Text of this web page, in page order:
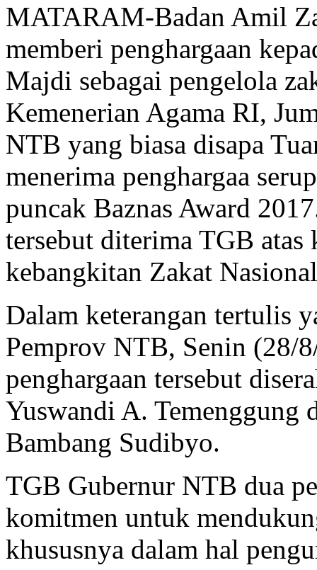
MATARAM-Badan Amil
memberi penghargaan
Majdi sebagai pengelola
Kemenerian Agama RI,
NTB yang biasa disapa
menerima penghargaa
puncak Baznas Award
tersebut diterima TGB
kebangkitan Zakat
Dalam keterangan tertulis
Pemprov NTB, Senin (28/
penghargaan tersebut
Yuswandi A. Temenggung
Bambang Sudibyo.
TGB Gubernur NTB dua
komitmen untuk
khususnya dalam hal